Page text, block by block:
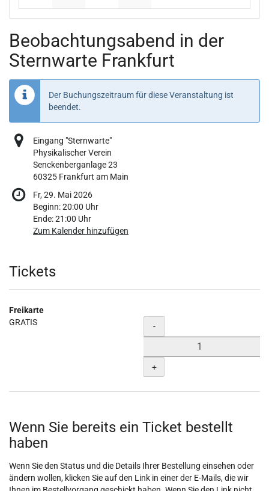
Keine Veranstaltungen
Keine Veranstaltungen
Keine Veranstaltungen
Keine Veranstaltungen
Beobachtungsabend in der
Sternwarte Frankfurt
Der Buchungszeitraum für diese Veranstaltung ist
beendet.
Eingang "Sternwarte"
Physikalischer Verein
Senckenberganlage 23
60325 Frankfurt am Main
Fr, 29. Mai 2026
Beginn:20:00 Uhr
Ende:21:00 Uhr
Zum Kalender hinzufügen
Produkte
Tickets
Freikarte
GRATIS
Menge
-
+
Wenn Sie bereits ein Ticket bestellt
haben
Wenn Sie den Status und die Details Ihrer Bestellung einsehen oder
ändern wollen, klicken Sie auf den Link in einer der E-Mails, die wir